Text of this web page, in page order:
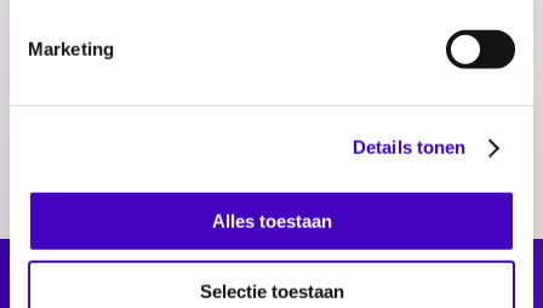
Marketing
Details tonen
Alles toestaan
Selectie toestaan
versterken van organisaties die in beweging
en/of als interim-manager of -directeur.